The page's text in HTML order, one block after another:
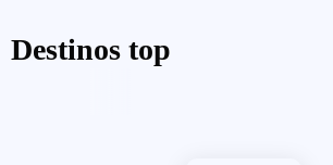
Destinos top